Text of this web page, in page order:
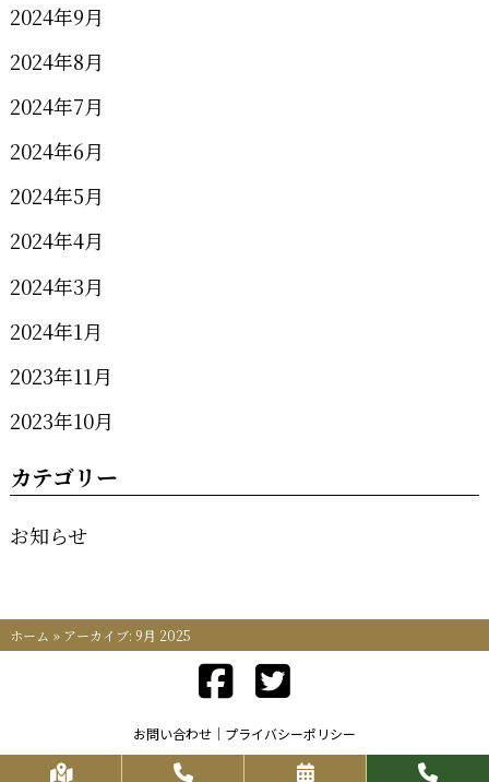
2024年9月
2024年8月
2024年7月
2024年6月
2024年5月
2024年4月
2024年3月
2024年1月
2023年11月
2023年10月
カテゴリー
お知らせ
ホーム » アーカイブ: 9月 2025
お問い合わせ プライバシーポリシー